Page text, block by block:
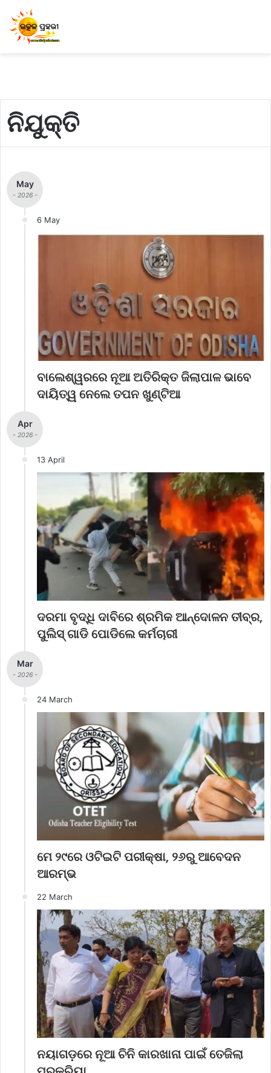
ନିଯୁକ୍ତି
May
- 2026 -
6 May
ବାଲେଶ୍ୱରରେ ନୂଆ ଅତିରିକ୍ତ ଜିଲାପାଳ ଭାବେ
ଦାୟିତ୍ୱ ନେଲେ ତପନ ଖୁଣ୍ଟିଆ
Apr
- 2026 -
13 April
ଦରମା ବୃଦ୍ଧି ଦାବିରେ ଶ୍ରମିକ ଆନ୍ଦୋଳନ ତୀବ୍ର,
ପୁଲିସ୍‌ ଗାଡି ପୋଡିଲେ କର୍ମଚାରୀ
Mar
- 2026 -
24 March
ମେ ୨୯ରେ ଓଟିଇଟି ପରୀକ୍ଷା, ୨୬ରୁ ଆବେଦନ
ଆରମ୍ଭ
22 March
ନୟାଗଡ଼ରେ ନୂଆ ଚିନି କାରଖାନା ପାଇଁ ତେଜିଲା